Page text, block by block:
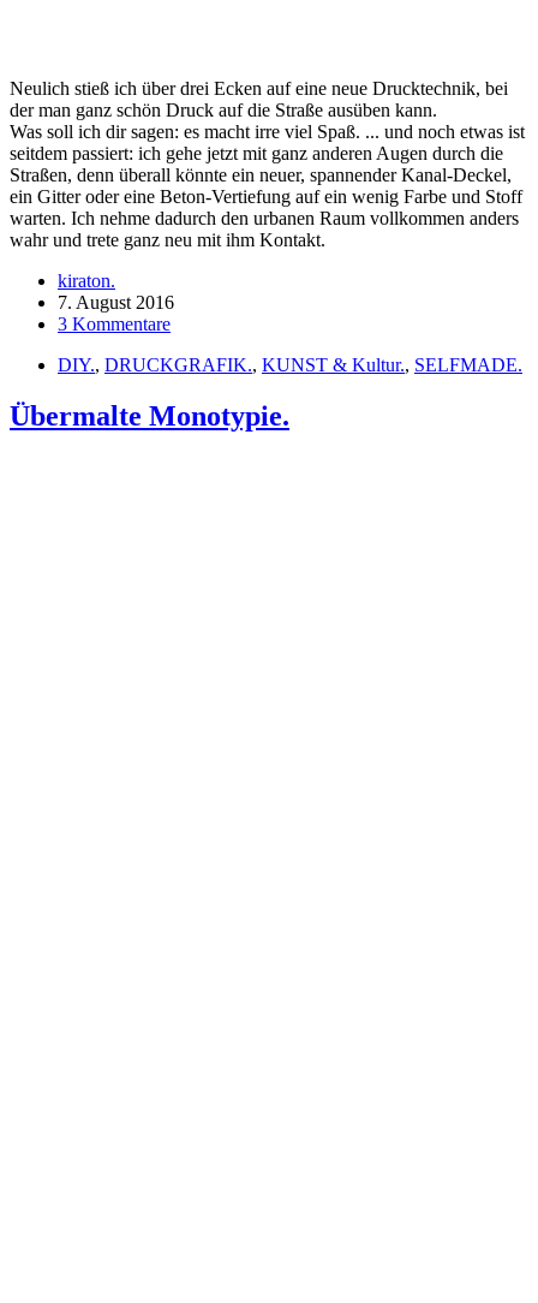
Neulich stieß ich über drei Ecken auf eine neue Drucktechnik, bei
der man ganz schön Druck auf die Straße ausüben kann.
Was soll ich dir sagen: es macht irre viel Spaß. ... und noch etwas ist
seitdem passiert: ich gehe jetzt mit ganz anderen Augen durch die
Straßen, denn überall könnte ein neuer, spannender Kanal-Deckel,
ein Gitter oder eine Beton-Vertiefung auf ein wenig Farbe und Stoff
warten. Ich nehme dadurch den urbanen Raum vollkommen anders
wahr und trete ganz neu mit ihm Kontakt.
kiraton.
7. August 2016
3 Kommentare
DIY., DRUCKGRAFIK., KUNST & Kultur., SELFMADE.
Übermalte Monotypie.